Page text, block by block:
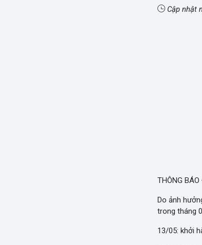
Cập nhật
THÔNG BÁO
Do ảnh
trong tháng
13/05: khởi